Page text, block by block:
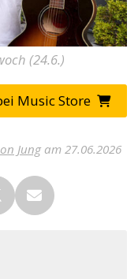
(24.6.)
Music Store
Jung am 27.06.2026